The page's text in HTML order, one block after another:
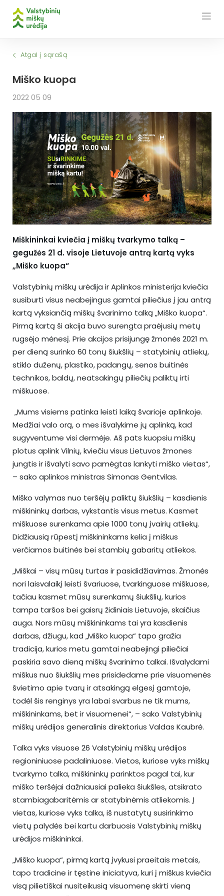
2022 05 09
Miško kuopa
Atgal į sąrašą
Miškininkai kviečia į miškų tvarkymo talką –
gegužės 21 d. visoje Lietuvoje antrą kartą vyks
„Miško kuopa“
Valstybinių miškų urėdija ir Aplinkos ministerija kviečia
susiburti visus neabejingus gamtai piliečius į jau antrą
kartą vyksiančią miškų švarinimo talką „Miško kuopa“.
Pirmą kartą ši akcija buvo surengta praėjusių metų
rugsėjo mėnesį. Prie akcijos prisijungę žmonės 2021 m.
per dieną surinko 60 tonų šiukšlių – statybinių atliekų,
stiklo duženų, plastiko, padangų, senos buitinės
technikos, baldų, neatsakingų piliečių paliktų irti
miškuose.
„Mums visiems patinka leisti laiką švarioje aplinkoje.
Medžiai valo orą, o mes išvalykime jų aplinką, kad
sugyventume visi dermėje. Aš pats kuopsiu miškų
plotus aplink Vilnių, kviečiu visus Lietuvos žmones
jungtis ir išvalyti savo pamėgtas lankyti miško vietas“,
– sako aplinkos ministras Simonas Gentvilas.
Miško valymas nuo teršėjų paliktų šiukšlių – kasdienis
miškininkų darbas, vykstantis visus metus. Kasmet
miškuose surenkama apie 1000 tonų įvairių atliekų.
Didžiausią rūpestį miškininkams kelia į miškus
verčiamos buitinės bei stambių gabaritų atliekos.
„Miškai – visų mūsų turtas ir pasididžiavimas. Žmonės
nori laisvalaikį leisti švariuose, tvarkinguose miškuose,
tačiau kasmet mūsų surenkamų šiukšlių, kurios
tampa taršos bei gaisrų židiniais Lietuvoje, skaičius
auga. Nors mūsų miškininkams tai yra kasdienis
darbas, džiugu, kad „Miško kuopa“ tapo gražia
tradicija, kurios metu gamtai neabejingi piliečiai
paskiria savo dieną miškų švarinimo talkai. Išvalydami
miškus nuo šiukšlių mes prisidedame prie visuomenės
švietimo apie tvarų ir atsakingą elgesį gamtoje,
todėl šis renginys yra labai svarbus ne tik mums,
miškininkams, bet ir visuomenei“, – sako Valstybinių
miškų urėdijos generalinis direktorius Valdas Kaubrė.
Talka vyks visuose 26 Valstybinių miškų urėdijos
regioniniuose padaliniuose. Vietos, kuriose vyks miškų
tvarkymo talka, miškininkų parinktos pagal tai, kur
miško teršėjai dažniausiai palieka šiukšles, atsikrato
stambiagabaritėmis ar statybinėmis atliekomis. Į
vietas, kuriose vyks talka, iš nustatytų susirinkimo
vietų palydės bei kartu darbuosis Valstybinių miškų
urėdijos miškininkai.
„Miško kuopa“, pirmą kartą įvykusi praeitais metais,
tapo tradicine ir tęstine iniciatyva, kuri į miškus kviečia
visą pilietiškai nusiteikusią visuomenę skirti vieną